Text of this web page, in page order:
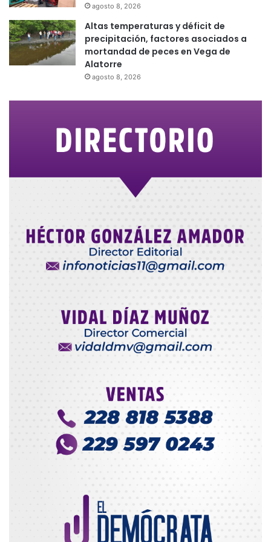
agosto 8, 2026
Altas temperaturas y déficit de
precipitación, factores asociados a
mortandad de peces en Vega de
Alatorre
agosto 8, 2026